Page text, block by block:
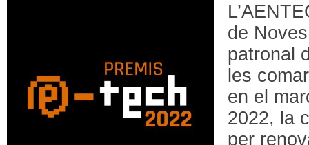
de
patronal
les
en el
2022, la
per